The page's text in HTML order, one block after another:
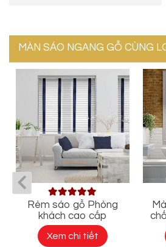
MÀN SÁO NGANG GỖ CÙNG
Rèm sáo gỗ Phòng
khách cao cấp
Xem chi tiết